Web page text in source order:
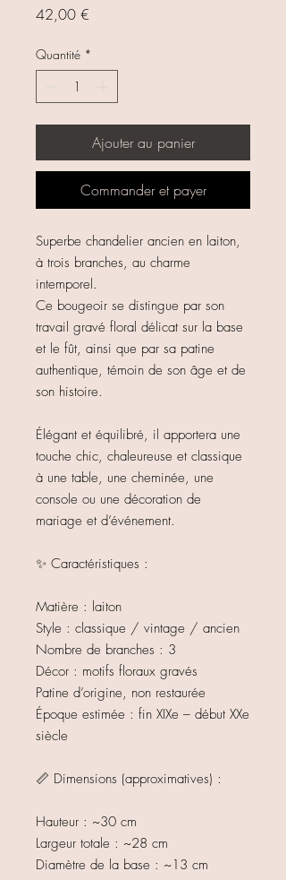
42,00 €
Quantité *
Ajouter au panier
Commander et payer
Superbe chandelier ancien en laiton,
à trois branches, au charme
intemporel.
Ce bougeoir se distingue par son
travail gravé floral délicat sur la base
et le fût, ainsi que par sa patine
authentique, témoin de son âge et de
son histoire.
Élégant et équilibré, il apportera une
touche chic, chaleureuse et classique
à une table, une cheminée, une
console ou une décoration de
mariage et d’événement.
✨ Caractéristiques :
Matière : laiton
Style : classique / vintage / ancien
Nombre de branches : 3
Décor : motifs floraux gravés
Patine d’origine, non restaurée
Époque estimée : fin XIXe – début XXe
siècle
📏 Dimensions (approximatives) :
Hauteur : ~30 cm
Largeur totale : ~28 cm
Diamètre de la base : ~13 cm